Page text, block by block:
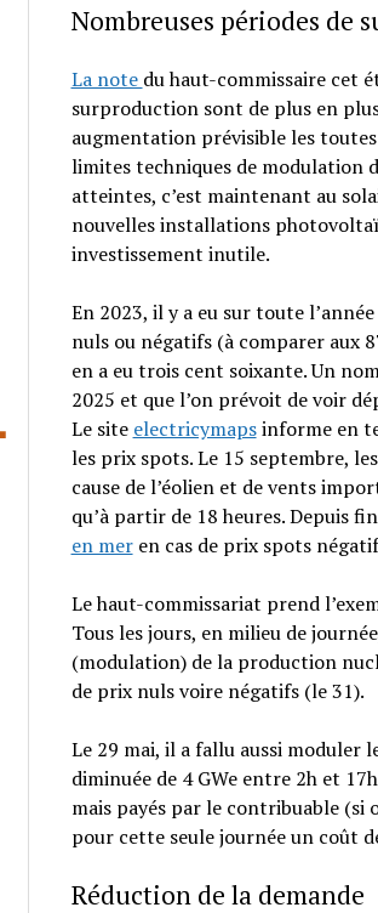
Nombreuses périodes de
La note du haut-commissaire cet
surproduction sont de plus en
augmentation prévisible les
limites techniques de modulation
atteintes, c’est maintenant au
nouvelles installations
investissement inutile.
En 2023, il y a eu sur toute
nuls ou négatifs (à comparer aux
en a eu trois cent soixante. Un
2025 et que l’on prévoit de voir
Le site electricymapsinforme en
les prix spots. Le 15 septembre,
cause de l’éolien et de vents
qu’à partir de 18 heures. Depuis
en meren cas de prix spots
Le haut-commissariat prend
Tous les jours, en milieu de
(modulation) de la production
de prix nuls voire négatifs (le 31).
Le 29 mai, il a fallu aussi moduler
diminuée de 4 GWe entre 2h et
mais payés par le contribuable (si
pour cette seule journée un coût
Réduction de la demande